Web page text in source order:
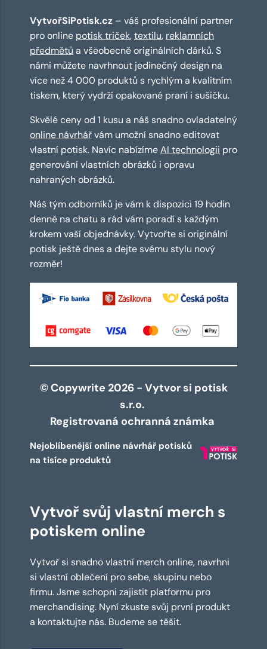
VytvořSiPotisk.cz – váš profesionální partner
pro online potisk triček,textilu, reklamních
předmětů a všeobecně originálních dárků. S
námi můžete navrhnout jedinečný design na
více než 4 000 produktů s rychlým a kvalitním
tiskem, který vydrží opakované praní i sušičku.
Skvělé ceny od 1 kusu a náš snadno ovladatelný
online návrhářvám umožní snadno editovat
vlastní potisk. Navíc nabízímeAI technologii pro
generování vlastních obrázků i opravu
nahraných obrázků.
Náš tým odborníků je vám k dispozici 19 hodin
denně na chatu a rád vám poradí s každým
krokem vaší objednávky. Vytvořte si originální
potisk ještě dnes a dejte svému stylu nový
rozměr!
© Copywrite 2026 - Vytvor si potisk
s.r.o.
Registrovaná ochranná známka
Nejoblíbenější online návrhář potisků
na tisíce produktů
Vytvoř svůj vlastní merch s
potiskem online
Vytvoř si snadno vlastní merch online, navrhni
si vlastní oblečení pro sebe, skupinu nebo
firmu. Jsme schopni zajistit platformu pro
merchandising. Nyní zkuste svůj první produkt
a kontaktujte nás. Budeme se těšit.